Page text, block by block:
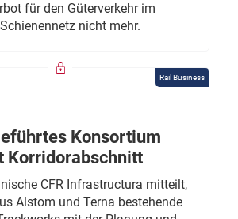
für den Güterverkehr im
nicht mehr.
Rail Business
Konsortium
Korridorabschnitt
CFR Infrastructura mitteilt,
Alstom und Terna bestehende